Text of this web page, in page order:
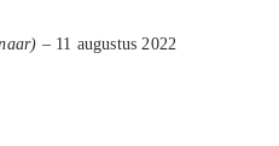
– 11 augustus 2022